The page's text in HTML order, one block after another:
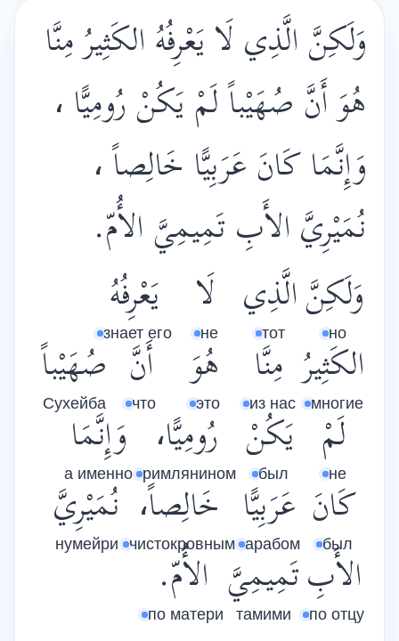
وَلَكِنَّ الَّذِي لَا يَعْرِفُهُ الكَثِيرُ مِنَّا
هُوَ أَنَّ صُهَيْباً لَمْ يَكُنْ رُومِيًّا ،
وَإِنَّمَا كَانَ عَرَبِيًّا خَالِصاً ،
نُمَيْرِيَّ الأَبِ تَمِيمِيَّ الأُمّ.
وَلَكِنَّ
но
الَّذِي
тот
لَا
не
يَعْرِفُهُ
знает его
الكَثِيرُ
многие
مِنَّا
из нас
هُوَ
это
أَنَّ
что
صُهَيْباً
Сухейба
لَمْ
не
يَكُنْ
был
رُومِيًّا،
римлянином
وَإِنَّمَا
а именно
كَانَ
был
عَرَبِيًّا
арабом
خَالِصاً،
чистокровным
نُمَيْرِيَّ
нумейри
الأَبِ
по отцу
تَمِيمِيَّ
тамими
الأُمّ.
по матери